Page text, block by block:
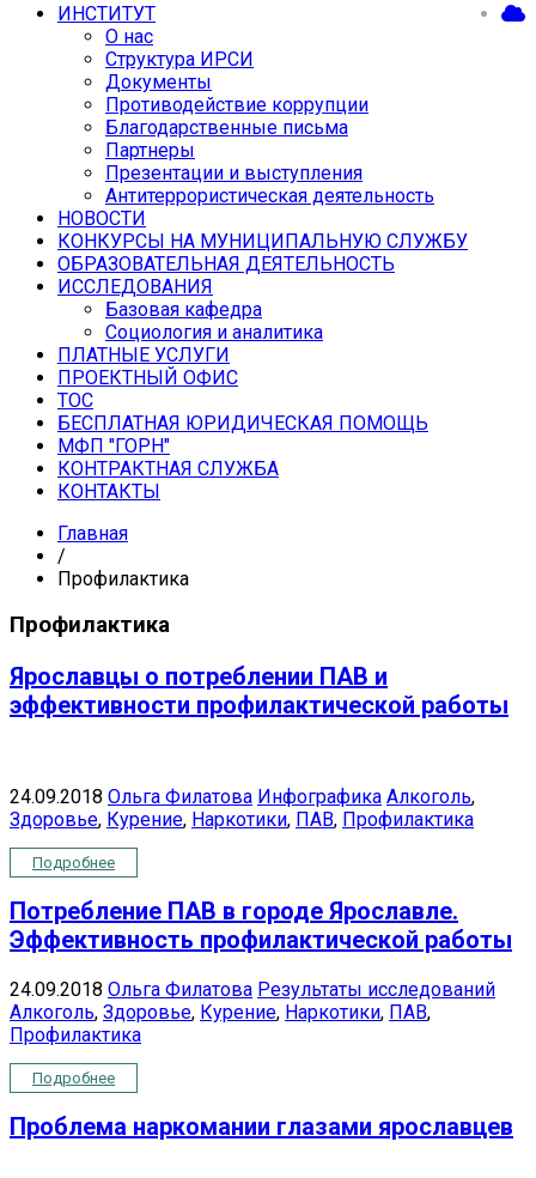
ИНСТИТУТ
О нас
Структура ИРСИ
Документы
Противодействие коррупции
Благодарственные письма
Партнеры
Презентации и выступления
Антитеррористическая деятельность
НОВОСТИ
КОНКУРСЫ НА МУНИЦИПАЛЬНУЮ СЛУЖБУ
ОБРАЗОВАТЕЛЬНАЯ ДЕЯТЕЛЬНОСТЬ
ИССЛЕДОВАНИЯ
Базовая кафедра
Социология и аналитика
ПЛАТНЫЕ УСЛУГИ
ПРОЕКТНЫЙ ОФИС
ТОС
БЕСПЛАТНАЯ ЮРИДИЧЕСКАЯ ПОМОЩЬ
МФП "ГОРН"
КОНТРАКТНАЯ СЛУЖБА
КОНТАКТЫ
Главная
/
Профилактика
Профилактика
Ярославцы о потреблении ПАВ и
эффективности профилактической работы
24.09.2018 Ольга Филатова Инфографика Алкоголь,
Здоровье, Курение, Наркотики, ПАВ, Профилактика
Подробнее
Потребление ПАВ в городе Ярославле.
Эффективность профилактической работы
24.09.2018 Ольга Филатова Результаты исследований
Алкоголь, Здоровье, Курение, Наркотики, ПАВ,
Профилактика
Подробнее
Проблема наркомании глазами ярославцев